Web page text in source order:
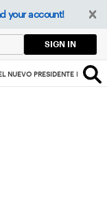
your account!
SIGN IN
NUEVO PRESIDENTE DE LA